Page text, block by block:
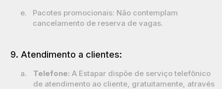
e.
Pacotes promocionais: Não contemplam
cancelamento de reserva de vagas.
9. Atendimento a clientes:
a. Telefone: A Estapar dispõe de serviço telefônico
de atendimento ao cliente, gratuitamente, através